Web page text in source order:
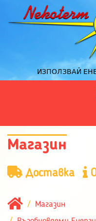
ИЗПОЛЗВАЙ
Магазин
Доставка
Магазин